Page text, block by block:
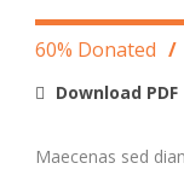
60% Donated /
Download PDF
Maecenas sed